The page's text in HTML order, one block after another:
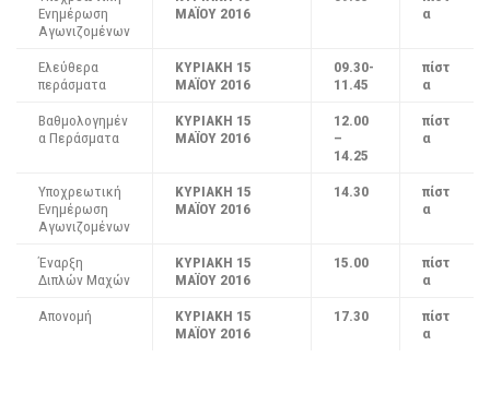
Ενημέρωση
Αγωνιζομένων
ΜΑΪΟΥ 2016
α
Ελεύθερα
περάσματα
ΚΥΡΙΑΚΗ 15
ΜΑΪΟΥ 2016
09.30-
11.45
πίστ
α
Βαθμολογημέν
α Περάσματα
ΚΥΡΙΑΚΗ 15
ΜΑΪΟΥ 2016
12.00
–
14.25
πίστ
α
Υποχρεωτική
Ενημέρωση
Αγωνιζομένων
ΚΥΡΙΑΚΗ 15
ΜΑΪΟΥ 2016
14.30
πίστ
α
Έναρξη
Διπλών Μαχών
ΚΥΡΙΑΚΗ 15
ΜΑΪΟΥ 2016
15.00
πίστ
α
Απονομή
ΚΥΡΙΑΚΗ 15
ΜΑΪΟΥ 2016
17.30
πίστ
α